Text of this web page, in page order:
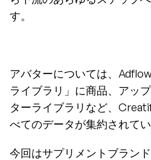
す。
アバターについては、
ライブラリ」に商品、アッ
ターライブラリなど、
べてのデータが集約されてい
今回はサプリメントブラン